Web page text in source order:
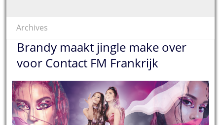
Archives
Brandy maakt jingle make over
voor Contact FM Frankrijk